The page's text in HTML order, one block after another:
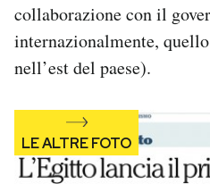
collaborazione con il
internazionalmente,
nell’est del paese).